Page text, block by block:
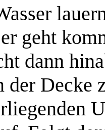
geht
dann
der Decke